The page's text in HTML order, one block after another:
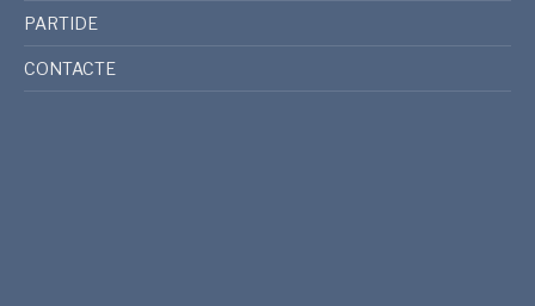
PARTIDE
CONTACTE